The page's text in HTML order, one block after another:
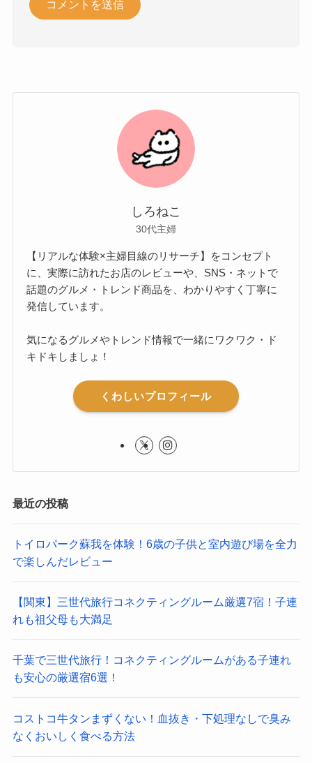
しろねこ
30代主婦
【リアルな体験×主婦目線のリサーチ】をコンセプト
に、実際に訪れたお店のレビューや、SNS・ネットで
話題のグルメ・トレンド商品を、わかりやすく丁寧に
発信しています。
気になるグルメやトレンド情報で一緒にワクワク・ド
キドキしましょ！
くわしいプロフィール
最近の投稿
トイロパーク蘇我を体験！6歳の子供と室内遊び場を全力
で楽しんだレビュー
【関東】三世代旅行コネクティングルーム厳選7宿！子連
れも祖父母も大満足
千葉で三世代旅行！コネクティングルームがある子連れ
も安心の厳選宿6選！
コストコ牛タンまずくない！血抜き・下処理なしで臭み
なくおいしく食べる方法